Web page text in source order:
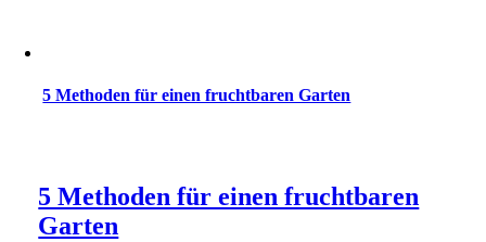
5 Methoden für einen fruchtbaren Garten
5 Methoden für einen fruchtbaren
Garten